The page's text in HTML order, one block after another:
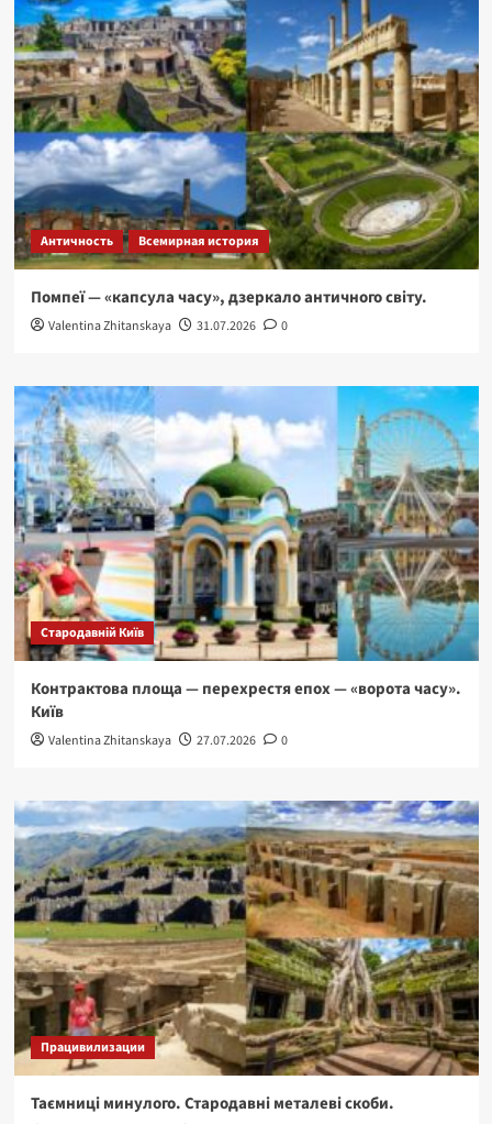
Античность Всемирная история
Помпеї — «капсула часу», дзеркало античного світу.
Valentina Zhitanskaya 31.07.2026 0
Стародавній Київ
Контрактова площа — перехрестя епох — «ворота часу».
Київ
Valentina Zhitanskaya 27.07.2026 0
Працивилизации
Таємниці минулого. Стародавні металеві скоби.